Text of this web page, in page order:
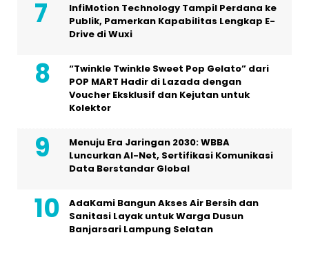
InfiMotion Technology Tampil Perdana ke
Publik, Pamerkan Kapabilitas Lengkap E-
Drive di Wuxi
“Twinkle Twinkle Sweet Pop Gelato” dari
POP MART Hadir di Lazada dengan
Voucher Eksklusif dan Kejutan untuk
Kolektor
Menuju Era Jaringan 2030: WBBA
Luncurkan AI-Net, Sertifikasi Komunikasi
Data Berstandar Global
AdaKami Bangun Akses Air Bersih dan
Sanitasi Layak untuk Warga Dusun
Banjarsari Lampung Selatan